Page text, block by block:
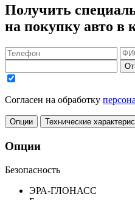
Получить
на покупку авто в
Согласен на обработку
Опции Технические
Опции
Безопасность
ЭРА-ГЛОНАСС